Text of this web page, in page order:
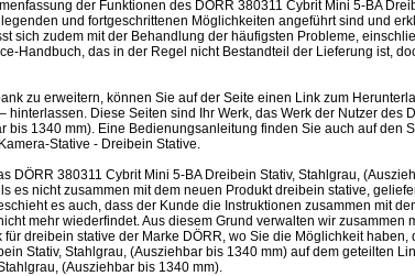
der Funktionen des DÖRR 380311 Cybrit Mini 5-BA
und fortgeschrittenen Möglichkeiten angeführt sind und
sich zudem mit der Behandlung der häufigsten Probleme,
Handbuch, das in der Regel nicht Bestandteil der Lieferung ist,
zu erweitern, können Sie auf der Seite einen Link zum
hinterlassen. Diese Seiten sind Ihr Werk, das Werk der Nutzer des
bis 1340 mm). Eine Bedienungsanleitung finden Sie auch auf den
Stative - Dreibein Stative.
DÖRR 380311 Cybrit Mini 5-BA Dreibein Stativ, Stahlgrau,
es nicht zusammen mit dem neuen Produkt dreibein stative,
es auch, dass der Kunde die Instruktionen zusammen mit
mehr wiederfindet. Aus diesem Grund verwalten wir zusammen
dreibein stative der Marke DÖRR, wo Sie die Möglichkeit haben,
Stativ, Stahlgrau, (Ausziehbar bis 1340 mm) auf dem geteilten
(Ausziehbar bis 1340 mm).